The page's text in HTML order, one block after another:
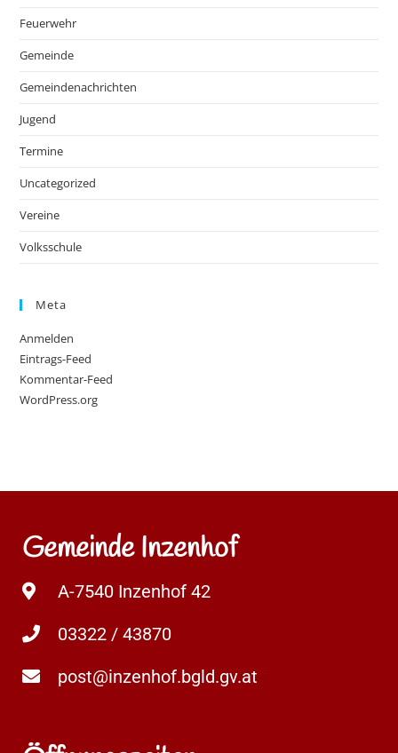
Feuerwehr
Gemeinde
Gemeindenachrichten
Jugend
Termine
Uncategorized
Vereine
Volksschule
Meta
Anmelden
Eintrags-Feed
Kommentar-Feed
WordPress.org
Gemeinde Inzenhof
A-7540 Inzenhof 42
03322 / 43870
post@inzenhof.bgld.gv.at